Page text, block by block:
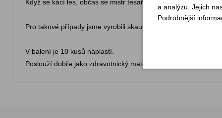
Když se kácí les, občas se mistr tesař utne! A to i velcí mistři
Pro takové případy jsme vyrobili skautské náplasti. Nejsou
V balení je 10 kusů náplastí.
Poslouží dobře jako zdravotnický materiál i jako propagační
a analýzu. Jejich
Podrobnější